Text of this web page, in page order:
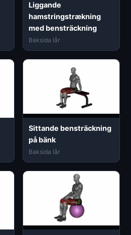
Liggande
hamstringstrækning
med bensträckning
Baksida lår
Sittande bensträckning
på bänk
Baksida lår